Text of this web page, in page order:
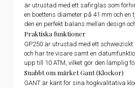
är utrustad med ett safirglas som
en boettens diameter på 41 mm och en
den en perfekt balans mellan design
Praktiska funktioner
GP250 är utrustad med ett schweiziskt
och har tre visare samt en
upp till 10 ATM, vilket gör den lämplig
Snabbt om märket Gant (Klockor)
GANT är känt för sina högkvalitativa